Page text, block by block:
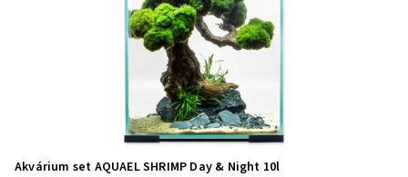
Akvárium set AQUAEL SHRIMP Day & Night 10l